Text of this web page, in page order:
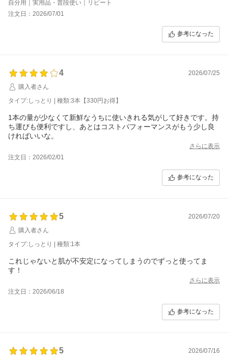
自分用｜実用品・普段使い｜リピート
注文日：2026/07/01
参考になった
4
2026/07/25
購入者さん
タイプ:しっとり | 種類:3本【330円お得】
1本の量が少なくて新鮮なうちに使いきれる気がして好きです。持
ち運びも便利ですし、あとはコストパフォーマンスがもう少し良
ければいいな。
さらに表示
注文日：2026/02/01
参考になった
5
2026/07/20
購入者さん
タイプ:しっとり | 種類:1本
これじゃないと肌が不安定になってしまうのでずっと使ってま
す！
さらに表示
注文日：2026/06/18
参考になった
5
2026/07/16